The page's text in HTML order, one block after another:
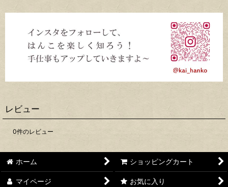
レビュー
0件のレビュー
ホーム ショッピングカート
マイページ お気に入り